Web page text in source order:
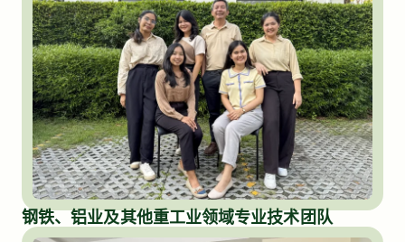
钢铁、铝业及其他重工业领域专业技术团队